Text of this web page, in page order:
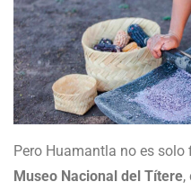
Pero Huamantla no es
Museo Nacional del Títere,